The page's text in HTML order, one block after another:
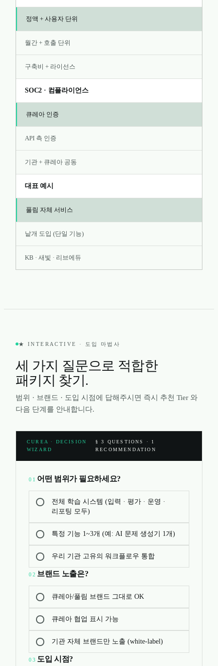
정액 + 사용자 단위
월간 + 호출 단위
구축비 + 라이선스
SOC2 · 컴플라이언스
큐레아 인증
API 측 인증
기관 + 큐레아 공동
대표 예시
풀림 자체 서비스
낱개 도입 (단일 기능)
KB · 새빛 · 리브에듀
★ INTERACTIVE · 도입 마법사
세 가지 질문으로 적합한
패키지 찾기.
범위 · 브랜드 · 도입 시점에 답해주시면 즉시 추천 Tier 와
다음 단계를 안내합니다.
CUREA · DECISION
WIZARD
§ 3 QUESTIONS · 1
RECOMMENDATION
01 어떤 범위가 필요하세요?
전체 학습 시스템 (입력 · 평가 · 운영 ·
리포팅 모두)
특정 기능 1~3개 (예: AI 문제 생성기 1개)
우리 기관 고유의 워크플로우 통합
02 브랜드 노출은?
큐레아/풀림 브랜드 그대로 OK
큐레아 협업 표시 가능
기관 자체 브랜드만 노출 (white-label)
03 도입 시점?